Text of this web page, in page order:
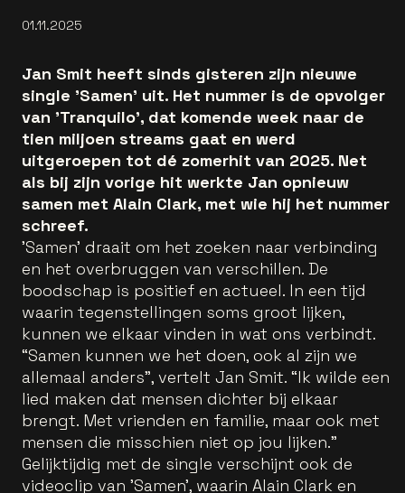
01.11.2025
Jan Smit heeft sinds gisteren zijn nieuwe
single 'Samen' uit. Het nummer is de opvolger
van 'Tranquilo', dat komende week naar de
tien miljoen streams gaat en werd
uitgeroepen tot dé zomerhit van 2025. Net
als bij zijn vorige hit werkte Jan opnieuw
samen met Alain Clark, met wie hij het nummer
schreef.
'Samen' draait om het zoeken naar verbinding
en het overbruggen van verschillen. De
boodschap is positief en actueel. In een tijd
waarin tegenstellingen soms groot lijken,
kunnen we elkaar vinden in wat ons verbindt.
“Samen kunnen we het doen, ook al zijn we
allemaal anders”, vertelt Jan Smit. “Ik wilde een
lied maken dat mensen dichter bij elkaar
brengt. Met vrienden en familie, maar ook met
mensen die misschien niet op jou lijken.”
Gelijktijdig met de single verschijnt ook de
videoclip van 'Samen', waarin Alain Clark en